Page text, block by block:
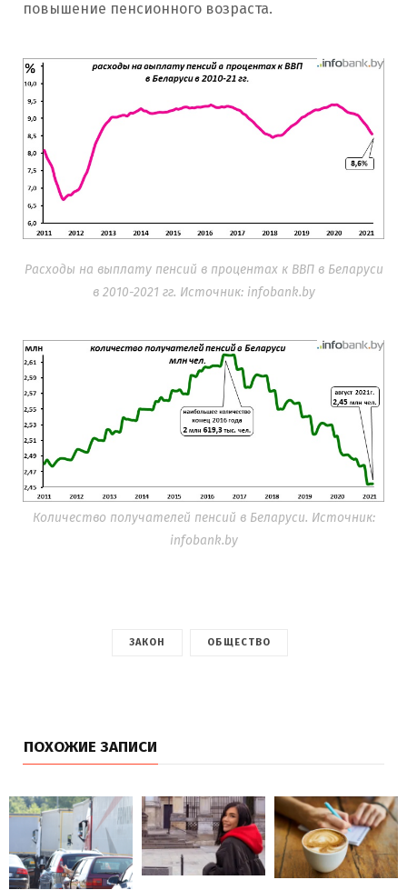
повышение пенсионного возраста.
Расходы на выплату пенсий в процентах к ВВП в Беларуси
в 2010-2021 гг. Источник: infobank.by
Количество получателей пенсий в Беларуси. Источник:
infobank.by
ЗАКОН ОБЩЕСТВО
ПОХОЖИЕ ЗАПИСИ